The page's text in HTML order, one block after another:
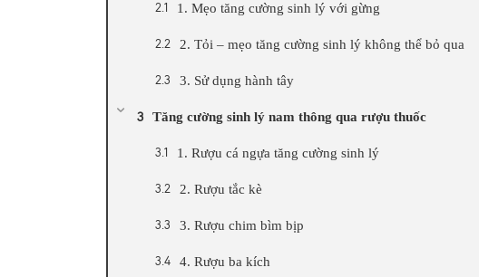
1. Mẹo tăng cường sinh lý với gừng
2. Tỏi – mẹo tăng cường sinh lý không thể bỏ qua
3. Sử dụng hành tây
Tăng cường sinh lý nam thông qua rượu thuốc
1. Rượu cá ngựa tăng cường sinh lý
2. Rượu tắc kè
3. Rượu chim bìm bịp
4. Rượu ba kích